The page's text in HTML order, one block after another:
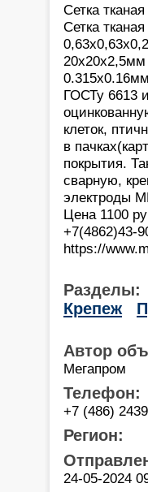
Сетка
Сетка
ГОСТу 6613
клеток,
в
покрытия.
сварную,
электроды
Цена 1100
+7(4862)43-
https://
Разделы:
Крепеж
Автор
Мегапром
Телефон:
+7 (486)
Регион:
24-05-2024